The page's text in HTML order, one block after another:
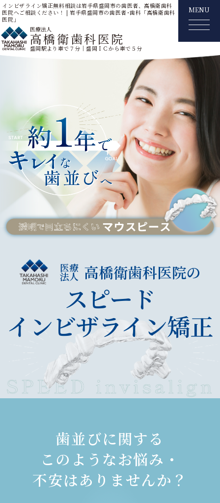
インビザライン矯正無料相談は岩手県盛岡市の歯医者、高橋衛歯科
医院へご相談ください！ | 岩手県盛岡市の歯医者･歯科「高橋衛歯科
医院」
医療法人
高橋衛歯科医院
盛岡駅より車で７分｜盛岡ＩＣから車で５分
MENU
医療
法人 高橋衛歯科医院の
スピード
インビザライン矯正
歯並びに関する
このようなお悩み・
不安はありませんか？